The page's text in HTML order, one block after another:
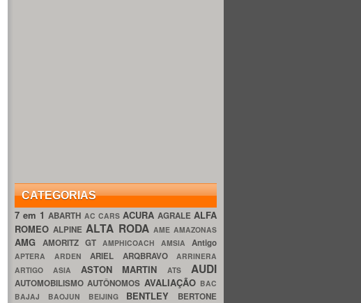
CATEGORIAS
7 em 1ABARTH AC CARS ACURA AGRALE ALFA
ROMEOALPINEALTA RODA AME AMAZONAS
AMG AMORITZ GT AMPHICOACH AMSIA Antigo
APTERA ARDEN ARIEL ARQBRAVO ARRINERA
ARTIGO ASIA ASTON MARTINATS AUDI
AUTOMOBILISMOAUTÔNOMOS AVALIAÇÃO BAC
BAJAJ BAOJUN BEIJING BENTLEY BERTONE